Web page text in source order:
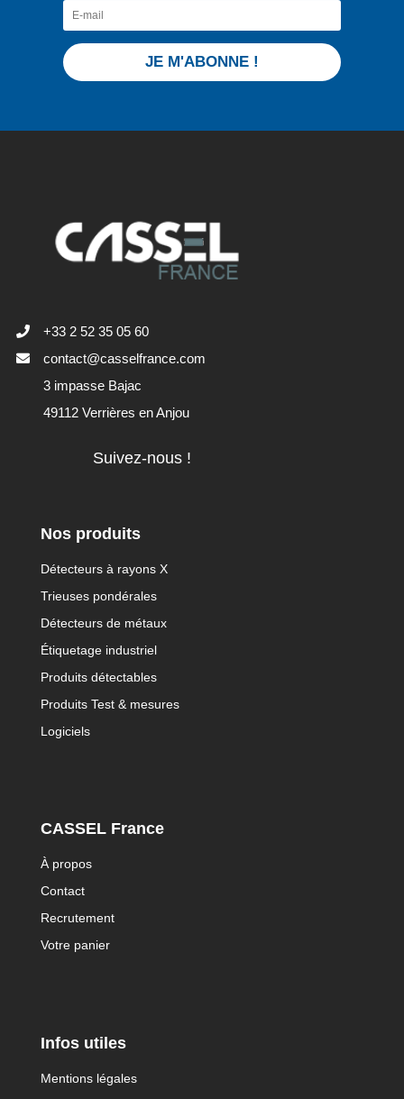
JE M'ABONNE !
+33 2 52 35 05 60
contact@casselfrance.com
3 impasse Bajac
49112 Verrières en Anjou
Suivez-nous !
Nos produits
Détecteurs à rayons X
Trieuses pondérales
Détecteurs de métaux
Étiquetage industriel
Produits détectables
Produits Test & mesures
Logiciels
CASSEL France
À propos
Contact
Recrutement
Votre panier
Infos utiles
Mentions légales